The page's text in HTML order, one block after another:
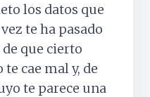
los datos que
te ha pasado
que cierto
cae mal y, de
te parece una